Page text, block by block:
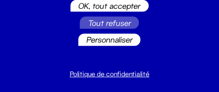
Du lundi au vendredi 14h → 18h
OK, tout accepter
Tout refuser
Personnaliser
Politique de confidentialité